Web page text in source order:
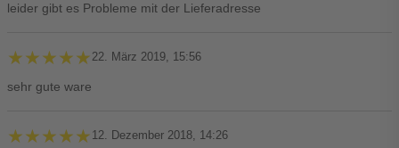
leider gibt es Probleme mit der Lieferadresse
★★★★★
★★★★★ 22. März 2019, 15:56
sehr gute ware
★★★★★
★★★★★ 12. Dezember 2018, 14:26